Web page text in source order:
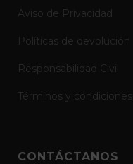
Aviso de Privacidad
Políticas de devolución
Responsabilidad Civil
Términos y condiciones
CONTÁCTANOS